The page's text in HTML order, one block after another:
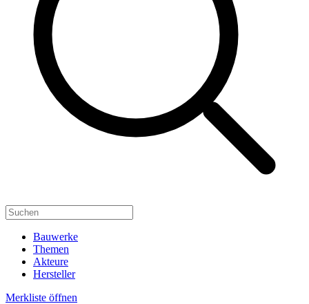
Bauwerke
Themen
Akteure
Hersteller
Merkliste öffnen